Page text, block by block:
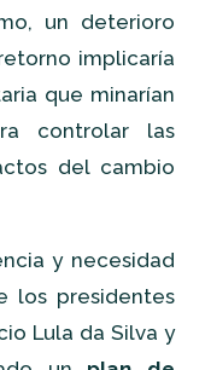
un deterioro
implicaría
que minarían
controlar las
del cambio
y necesidad
los presidentes
Lula da Silva y